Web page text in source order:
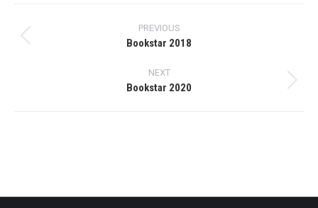
navigation
PREVIOUS
Previous
Bookstar 2018
NEXT
Next
Bookstar 2020